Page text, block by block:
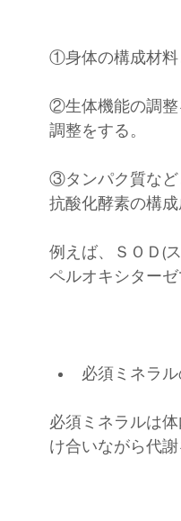
①身体の構成材料
②生体機能の調整
調整をする。
③タンパク質など
抗酸化酵素の構成
例えば、ＳＯＤ(
ペルオキシター
必須ミネラル
必須ミネラルは
け合いながら代謝